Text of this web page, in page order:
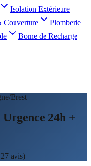
Isolation Extérieure
Couverture
Plomberie
Borne de Recharge
/Brest
24h +
avis)